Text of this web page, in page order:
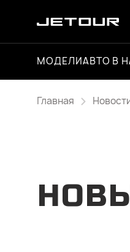
МОДЕЛИАВТО В
Главная